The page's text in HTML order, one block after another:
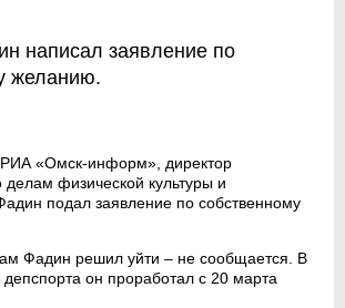
написал заявление по
желанию.
«Омск-информ», директор
делам физической культуры и
подал заявление по собственному
Фадин решил уйти – не сообщается. В
депспорта он проработал с 20 марта